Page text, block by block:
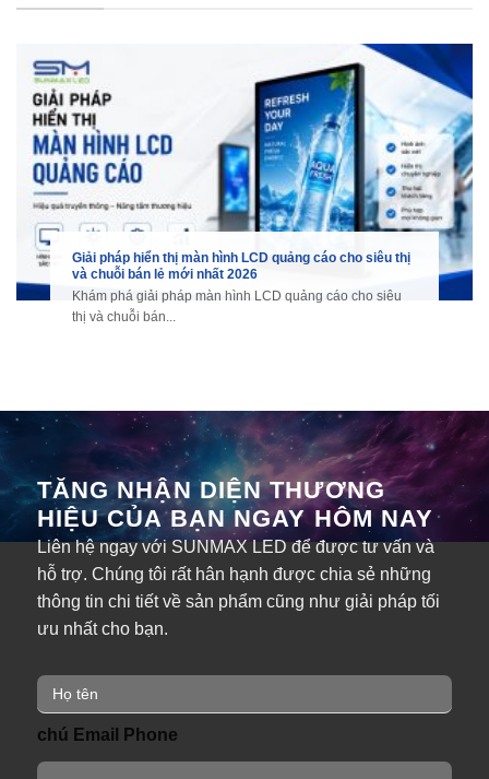
Giải pháp hiển thị màn hình LCD quảng cáo cho siêu thị
và chuỗi bán lẻ mới nhất 2026
Khám phá giải pháp màn hình LCD quảng cáo cho siêu
thị và chuỗi bán...
TĂNG NHẬN DIỆN THƯƠNG
HIỆU CỦA BẠN NGAY HÔM NAY
Liên hệ ngay với SUNMAX LED để được tư vấn và
hỗ trợ. Chúng tôi rất hân hạnh được chia sẻ những
thông tin chi tiết về sản phẩm cũng như giải pháp tối
ưu nhất cho bạn.
H
ọ
ê
n
chú Email Phone